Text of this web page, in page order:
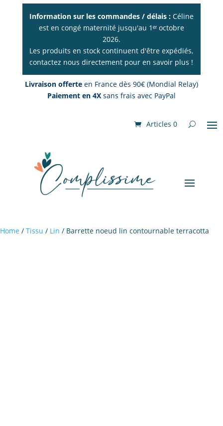
Information sur les commandes / délais : Céline
est en congé maternité jusqu'au 1ᵉʳ octobre
2026.
Les produits en stock continuent d'être expédiés,
contactez nous directement pour en savoir plus !
Livraison offerte en France dès 90€ (Mondial Relay)
Paiement en 4X sans frais avec PayPal
Articles 0
Home / Tissu / Lin / Barrette noeud lin contournable terracotta